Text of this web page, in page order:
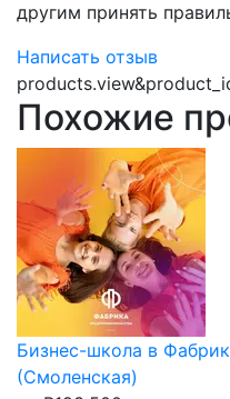
другим принять
Написать отзыв
Похожие
Бизнес-школа в
(Смоленская)